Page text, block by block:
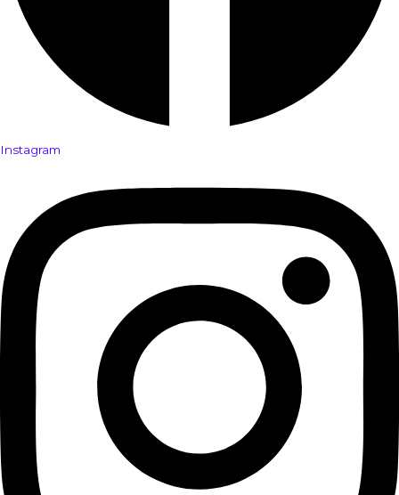
Instagram